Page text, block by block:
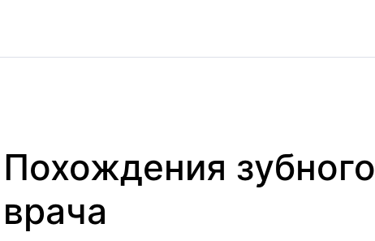
Похождения зубного
врача